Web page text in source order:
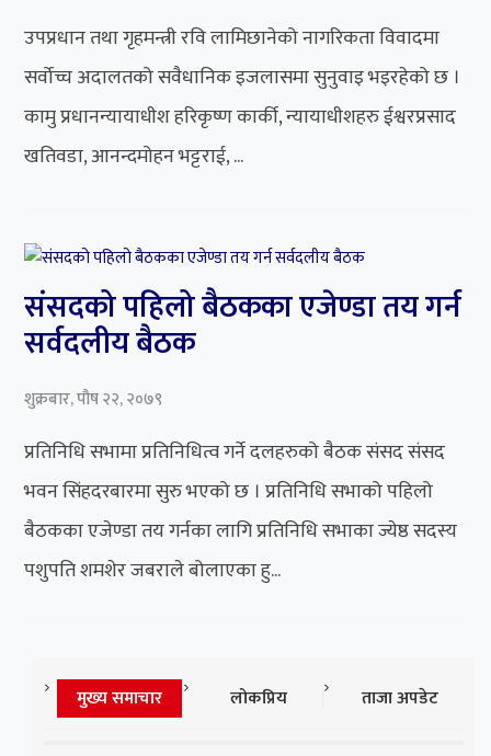
उपप्रधान तथा गृहमन्त्री रवि लामिछानेको नागरिकता विवादमा
सर्वोच्च अदालतको सवैधानिक इजलासमा सुनुवाइ भइरहेको छ ।
कामु प्रधानन्यायाधीश हरिकृष्ण कार्की, न्यायाधीशहरु ईश्वरप्रसाद
खतिवडा, आनन्दमोहन भट्टराई, ...
संसदको पहिलो बैठकका एजेण्डा तय गर्न
सर्वदलीय बैठक
शुक्रबार, पौष २२, २०७९
प्रतिनिधि सभामा प्रतिनिधित्व गर्ने दलहरुको बैठक संसद संसद
भवन सिंहदरबारमा सुरु भएको छ । प्रतिनिधि सभाको पहिलो
बैठकका एजेण्डा तय गर्नका लागि प्रतिनिधि सभाका ज्येष्ठ सदस्य
पशुपति शमशेर जबराले बोलाएका हु...
मुख्य समाचार लोकप्रिय ताजा अपडेट